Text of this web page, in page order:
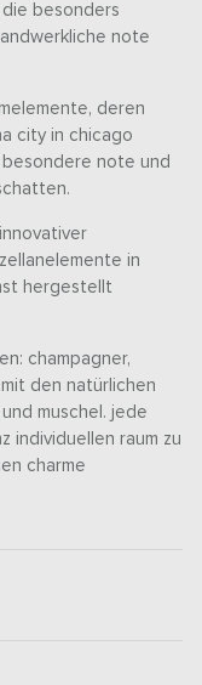
besonders
note
deren
city in chicago
note und
in
hergestellt
champagner,
den natürlichen
muschel. jede
individuellen raum zu
charme